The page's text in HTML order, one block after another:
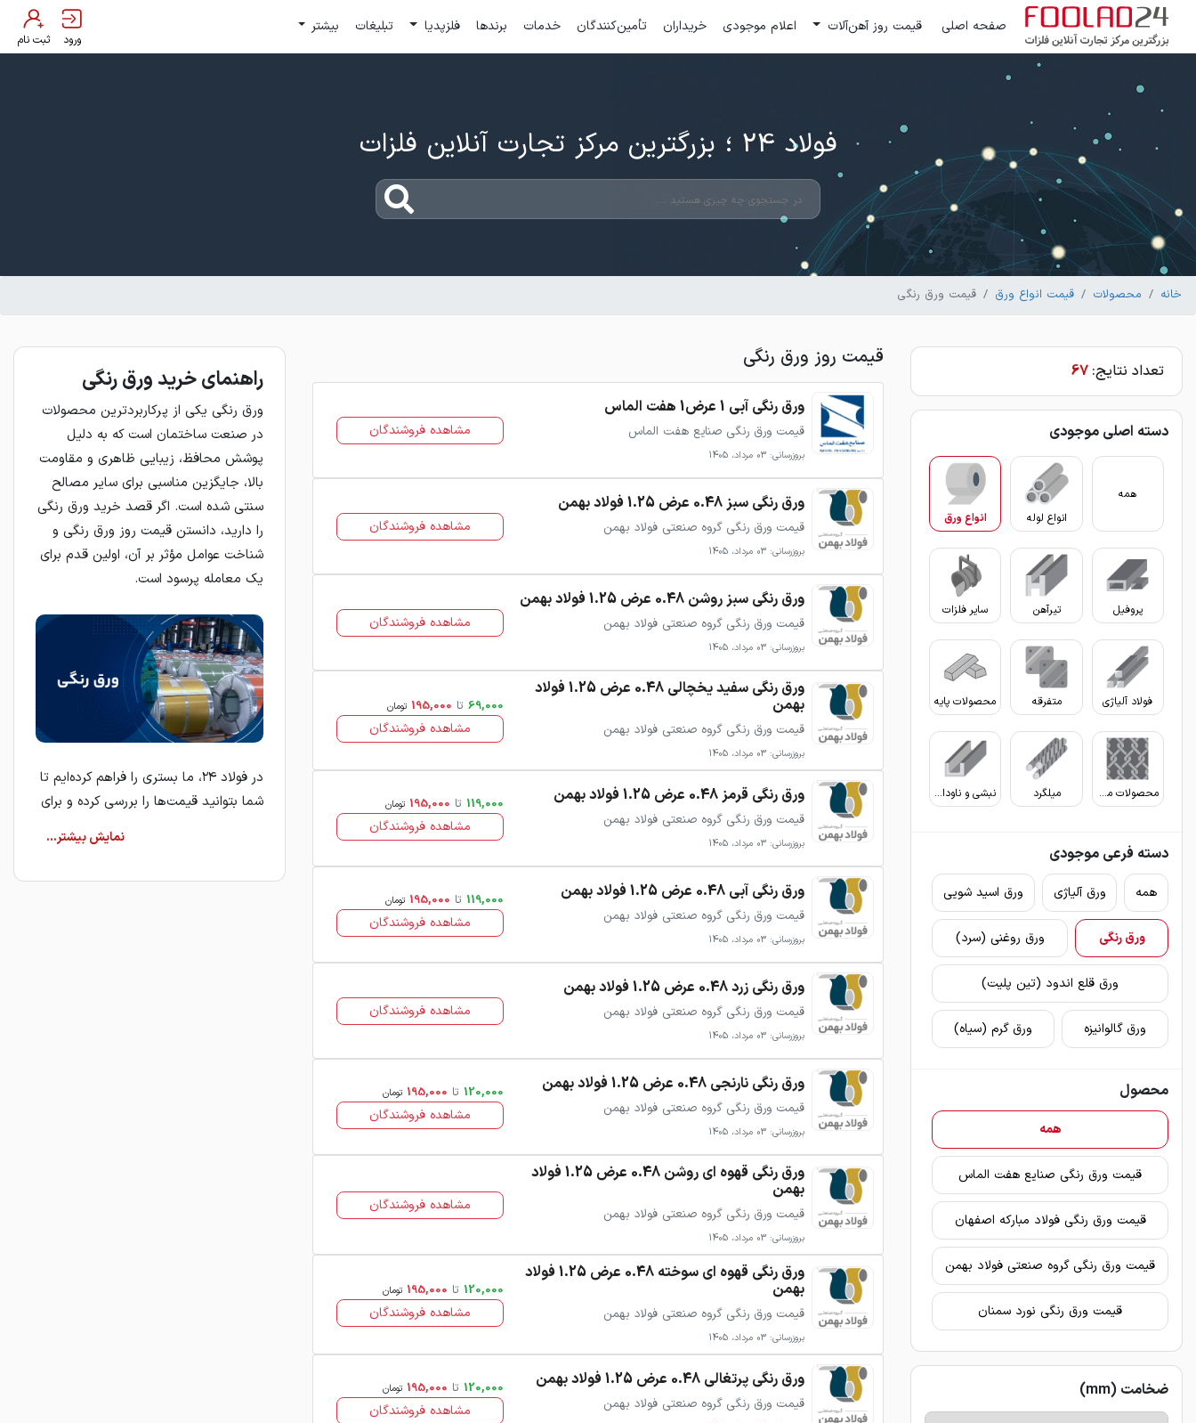
صفحه اصلی قیمت روز آهن‌آلات اعلام موجودی خریداران تأمین‌کنندگان خدمات برندها فلزپدیا تبلیغات بیشتر
ورود ثبت نام
فولاد 24 ؛ بزرگترین مرکز تجارت آنلاین فلزات
خانه محصولات قیمت انواع ورق قیمت ورق رنگی
تعداد نتایج: 67
دسته اصلی موجودی
همه
انواع لوله
انواع ورق
پروفیل تیرآهن سایر فلزات
فولاد آلیاژی متفرقه محصولات پایه
محصولات مفتولی میلگرد نبشی و ناودانی
دسته فرعی موجودی
همه ورق آلیاژی ورق اسید شویی
ورق رنگی ورق روغنی (سرد)
ورق قلع اندود (تین پلیت)
ورق گالوانیزه ورق گرم (سیاه)
محصول
همه
قیمت ورق رنگی صنایع هفت الماس
قیمت ورق رنگی فولاد مبارکه اصفهان
قیمت ورق رنگی گروه صنعتی فولاد بهمن
قیمت ورق رنگی نورد سمنان
ضخامت (mm)
قیمت روز ورق رنگی
ورق رنگی آبی 1 عرض1 هفت الماس
قیمت ورق رنگی صنایع هفت الماس
بروزرسانی: 03 مرداد، 1405
مشاهده فروشندگان
ورق رنگی سبز 0.48 عرض 1.25 فولاد بهمن
قیمت ورق رنگی گروه صنعتی فولاد بهمن
بروزرسانی: 03 مرداد، 1405
مشاهده فروشندگان
ورق رنگی سبز روشن 0.48 عرض 1.25 فولاد بهمن
قیمت ورق رنگی گروه صنعتی فولاد بهمن
بروزرسانی: 03 مرداد، 1405
مشاهده فروشندگان
ورق رنگی سفید یخچالی 0.48 عرض 1.25 فولاد
بهمن
قیمت ورق رنگی گروه صنعتی فولاد بهمن
بروزرسانی: 03 مرداد، 1405
69,000 تا 195,000 تومان
مشاهده فروشندگان
ورق رنگی قرمز 0.48 عرض 1.25 فولاد بهمن
قیمت ورق رنگی گروه صنعتی فولاد بهمن
بروزرسانی: 03 مرداد، 1405
119,000 تا 195,000 تومان
مشاهده فروشندگان
ورق رنگی آبی 0.48 عرض 1.25 فولاد بهمن
قیمت ورق رنگی گروه صنعتی فولاد بهمن
بروزرسانی: 03 مرداد، 1405
119,000 تا 195,000 تومان
مشاهده فروشندگان
ورق رنگی زرد 0.48 عرض 1.25 فولاد بهمن
قیمت ورق رنگی گروه صنعتی فولاد بهمن
بروزرسانی: 03 مرداد، 1405
مشاهده فروشندگان
ورق رنگی نارنجی 0.48 عرض 1.25 فولاد بهمن
قیمت ورق رنگی گروه صنعتی فولاد بهمن
بروزرسانی: 03 مرداد، 1405
120,000 تا 195,000 تومان
مشاهده فروشندگان
ورق رنگی قهوه ای روشن 0.48 عرض 1.25 فولاد
بهمن
قیمت ورق رنگی گروه صنعتی فولاد بهمن
بروزرسانی: 03 مرداد، 1405
مشاهده فروشندگان
ورق رنگی قهوه ای سوخته 0.48 عرض 1.25 فولاد
بهمن
قیمت ورق رنگی گروه صنعتی فولاد بهمن
بروزرسانی: 03 مرداد، 1405
120,000 تا 195,000 تومان
مشاهده فروشندگان
ورق رنگی پرتغالی 0.48 عرض 1.25 فولاد بهمن
قیمت ورق رنگی گروه صنعتی فولاد بهمن
120,000 تا 195,000 تومان
مشاهده فروشندگان
راهنمای خرید ورق رنگی
ورق رنگی یکی از پرکاربردترین محصولات
در صنعت ساختمان است که به دلیل
پوشش محافظ، زیبایی ظاهری و مقاومت
بالا، جایگزین مناسبی برای سایر مصالح
سنتی شده است. اگر قصد خرید ورق رنگی
را دارید، دانستن قیمت روز ورق رنگی و
شناخت عوامل مؤثر بر آن، اولین قدم برای
یک معامله پرسود است.
در فولاد ۲۴، ما بستری را فراهم کرده‌ایم تا
شما بتوانید قیمت‌ها را بررسی کرده و برای
خرید با فروشندگان این محصول ارتباط
انواع ورق رنگی و تأثیر آن بر